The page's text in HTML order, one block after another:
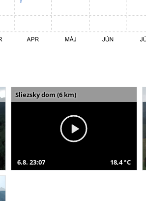
Sliezsky dom (6 km)
6.8. 23:07 18,4 °C